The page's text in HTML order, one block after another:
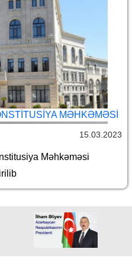
MƏHKƏMƏSI
15.03.2023
Məhkəməsi